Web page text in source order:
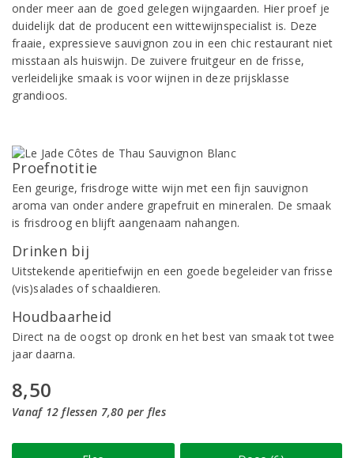
onder meer aan de goed gelegen wijngaarden. Hier proef je
duidelijk dat de producent een wittewijnspecialist is. Deze
fraaie, expressieve sauvignon zou in een chic restaurant niet
misstaan als huiswijn. De zuivere fruitgeur en de frisse,
verleidelijke smaak is voor wijnen in deze prijsklasse
grandioos.
Proefnotitie
Een geurige, frisdroge witte wijn met een fijn sauvignon
aroma van onder andere grapefruit en mineralen. De smaak
is frisdroog en blijft aangenaam nahangen.
Drinken bij
Uitstekende aperitiefwijn en een goede begeleider van frisse
(vis)salades of schaaldieren.
Houdbaarheid
Direct na de oogst op dronk en het best van smaak tot twee
jaar daarna.
8,50
Vanaf 12 flessen 7,80 per fles